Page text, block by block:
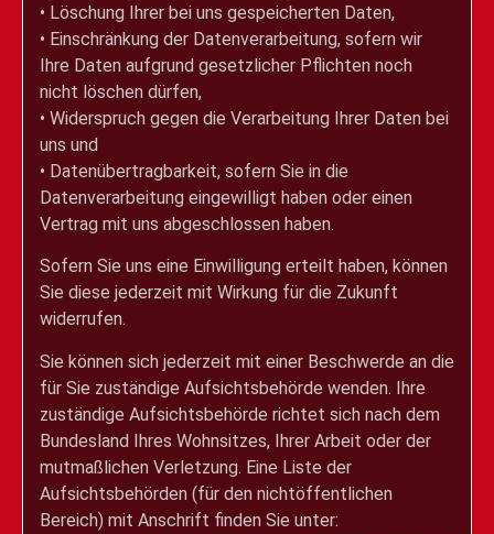
• Löschung Ihrer bei uns gespeicherten Daten,
• Einschränkung der Datenverarbeitung, sofern wir
Ihre Daten aufgrund gesetzlicher Pflichten noch
nicht löschen dürfen,
• Widerspruch gegen die Verarbeitung Ihrer Daten bei
uns und
• Datenübertragbarkeit, sofern Sie in die
Datenverarbeitung eingewilligt haben oder einen
Vertrag mit uns abgeschlossen haben.
Sofern Sie uns eine Einwilligung erteilt haben, können
Sie diese jederzeit mit Wirkung für die Zukunft
widerrufen.
Sie können sich jederzeit mit einer Beschwerde an die
für Sie zuständige Aufsichtsbehörde wenden. Ihre
zuständige Aufsichtsbehörde richtet sich nach dem
Bundesland Ihres Wohnsitzes, Ihrer Arbeit oder der
mutmaßlichen Verletzung. Eine Liste der
Aufsichtsbehörden (für den nichtöffentlichen
Bereich) mit Anschrift finden Sie unter: